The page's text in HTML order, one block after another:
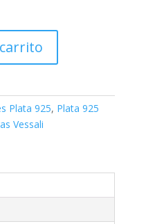
Plata 925, Plata 925
Vessali